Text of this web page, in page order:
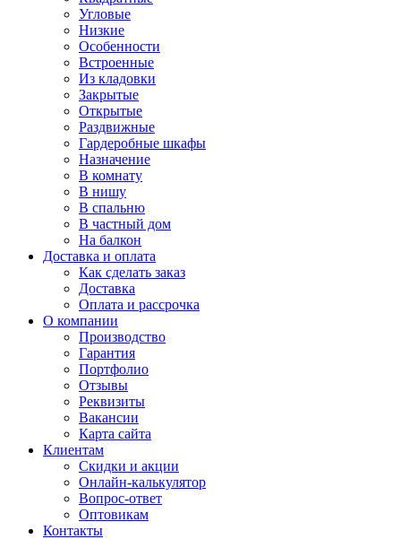
Угловые
Низкие
Особенности
Встроенные
Из кладовки
Закрытые
Открытые
Раздвижные
Гардеробные шкафы
Назначение
В комнату
В нишу
В спальню
В частный дом
На балкон
Доставка и оплата
Как сделать заказ
Доставка
Оплата и рассрочка
О компании
Производство
Гарантия
Портфолио
Отзывы
Реквизиты
Вакансии
Карта сайта
Клиентам
Скидки и акции
Онлайн-калькулятор
Вопрос-ответ
Оптовикам
Контакты